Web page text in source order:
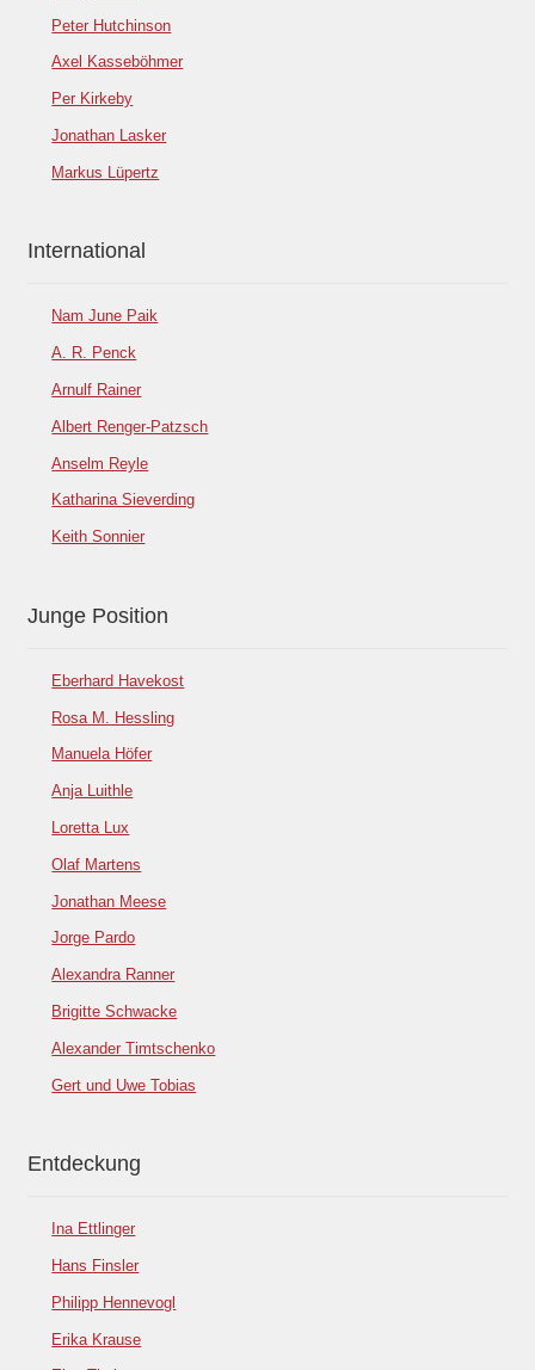
Peter Hutchinson
Axel Kasseböhmer
Per Kirkeby
Jonathan Lasker
Markus Lüpertz
International
Nam June Paik
A. R. Penck
Arnulf Rainer
Albert Renger-Patzsch
Anselm Reyle
Katharina Sieverding
Keith Sonnier
Junge Position
Eberhard Havekost
Rosa M. Hessling
Manuela Höfer
Anja Luithle
Loretta Lux
Olaf Martens
Jonathan Meese
Jorge Pardo
Alexandra Ranner
Brigitte Schwacke
Alexander Timtschenko
Gert und Uwe Tobias
Entdeckung
Ina Ettlinger
Hans Finsler
Philipp Hennevogl
Erika Krause